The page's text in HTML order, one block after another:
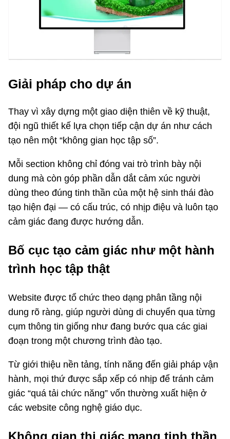
Giải pháp cho dự án
Thay vì xây dựng một giao diện thiên về kỹ thuật,
đội ngũ thiết kế lựa chọn tiếp cận dự án như cách
tạo nên một “không gian học tập số”.
Mỗi section không chỉ đóng vai trò trình bày nội
dung mà còn góp phần dẫn dắt cảm xúc người
dùng theo đúng tinh thần của một hệ sinh thái đào
tạo hiện đại — có cấu trúc, có nhịp điệu và luôn tạo
cảm giác đang được hướng dẫn.
Bố cục tạo cảm giác như một hành
trình học tập thật
Website được tổ chức theo dạng phân tầng nội
dung rõ ràng, giúp người dùng di chuyển qua từng
cụm thông tin giống như đang bước qua các giai
đoạn trong một chương trình đào tạo.
Từ giới thiệu nền tảng, tính năng đến giải pháp vận
hành, mọi thứ được sắp xếp có nhịp để tránh cảm
giác “quá tải chức năng” vốn thường xuất hiện ở
các website công nghệ giáo dục.